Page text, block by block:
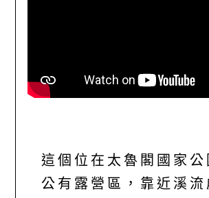
這個位在太魯閣國家公
公有露營區，靠近溪流